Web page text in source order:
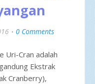
0 Comments
Uri-Cran adalah
Ekstrak
Cranberry),